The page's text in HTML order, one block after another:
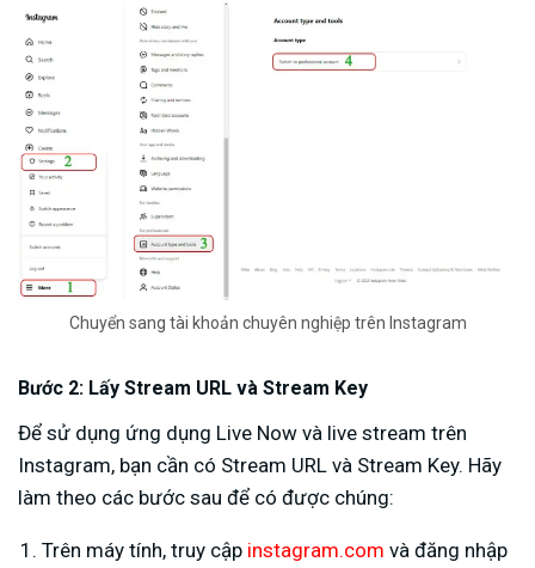
Chuyển sang tài khoản chuyên nghiệp trên Instagram
Bước 2: Lấy Stream URL và Stream Key
Để sử dụng ứng dụng Live Now và live stream trên
Instagram, bạn cần có Stream URL và Stream Key. Hãy
làm theo các bước sau để có được chúng:
Trên máy tính, truy cập instagram.com và đăng nhập